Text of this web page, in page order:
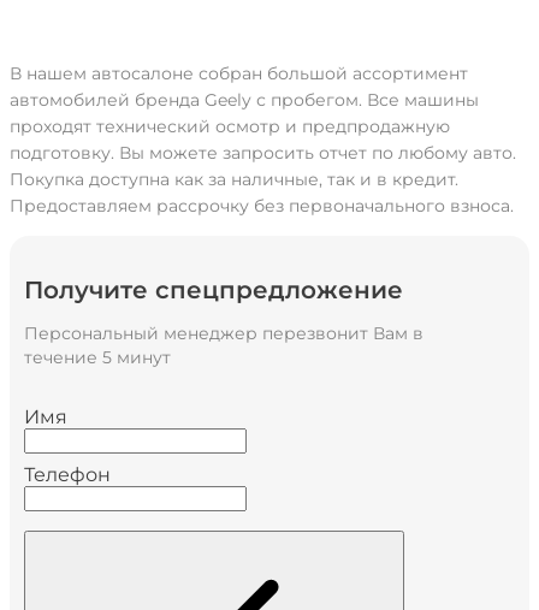
В нашем автосалоне собран большой ассортимент
автомобилей бренда Geely с пробегом. Все машины
проходят технический осмотр и предпродажную
подготовку. Вы можете запросить отчет по любому авто.
Покупка доступна как за наличные, так и в кредит.
Предоставляем рассрочку без первоначального взноса.
Получите спецпредложение
Персональный менеджер перезвонит Вам в
течение 5 минут
Имя
Телефон